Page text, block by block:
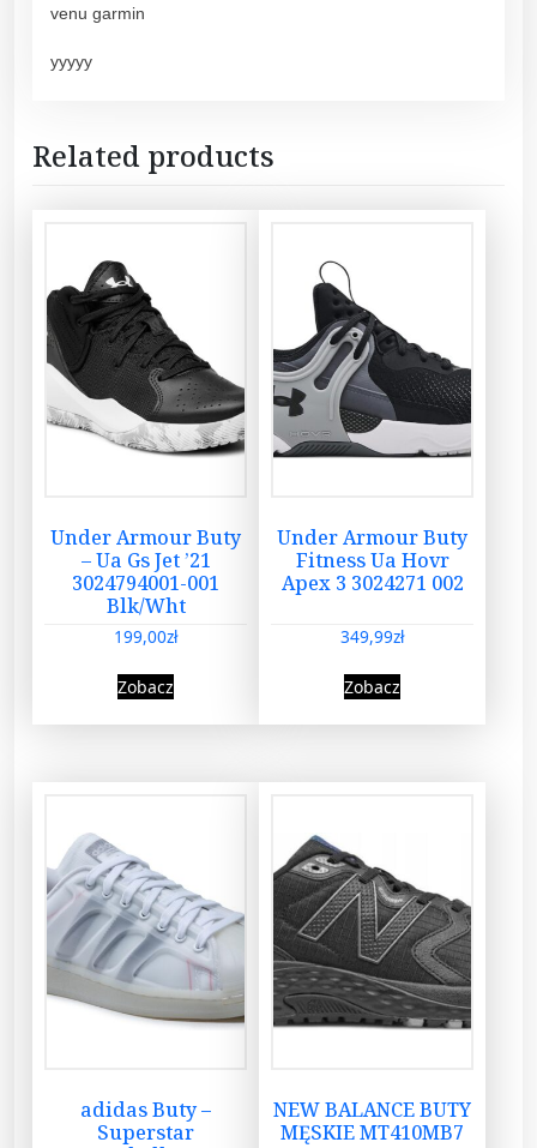
venu garmin
yyyyy
Related products
Under Armour Buty
– Ua Gs Jet ’21
3024794001-001
Blk/Wht
199,00zł
Zobacz
Under Armour Buty
Fitness Ua Hovr
Apex 3 3024271 002
349,99zł
Zobacz
adidas Buty –
Superstar
NEW BALANCE BUTY
MĘSKIE MT410MB7